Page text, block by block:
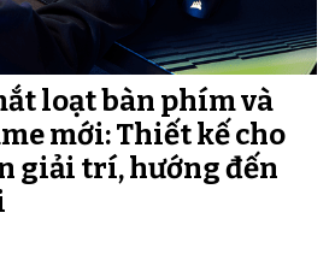
loạt bàn phím và
mới: Thiết kế cho
giải trí, hướng đến